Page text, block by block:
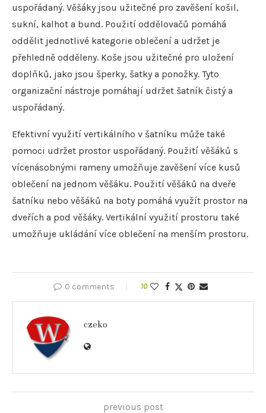
uspořádaný. Věšáky jsou užitečné pro zavěšení košil,
sukní, kalhot a bund. Použití oddělovačů pomáhá
oddělit jednotlivé kategorie oblečení a udržet je
přehledně odděleny. Koše jsou užitečné pro uložení
doplňků, jako jsou šperky, šatky a ponožky. Tyto
organizační nástroje pomáhají udržet šatník čistý a
uspořádaný.
Efektivní využití vertikálního v šatníku může také
pomoci udržet prostor uspořádaný. Použití věšáků s
vícenásobnými rameny umožňuje zavěšení více kusů
oblečení na jednom věšáku. Použití věšáků na dveře
šatníku nebo věšáků na boty pomáhá využít prostor na
dveřích a pod věšáky. Vertikální využití prostoru také
umožňuje ukládání více oblečení na menším prostoru.
0 comments 10
czeko
previous post